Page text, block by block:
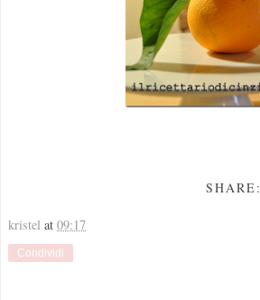
SHARE:
kristel at 09:17
Condividi